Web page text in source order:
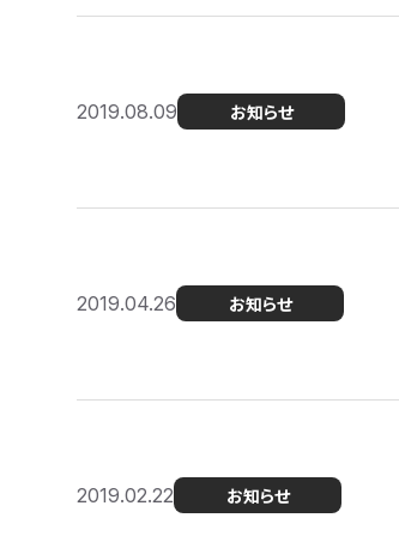
2019.08.09 お知らせ
2019.04.26 お知らせ
2019.02.22 お知らせ